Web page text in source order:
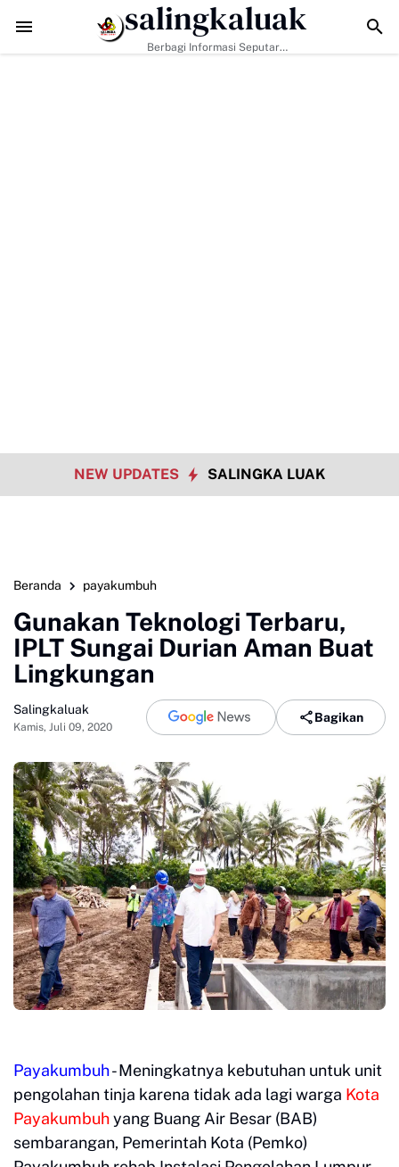
Tantangan Era Digital, Arisal Aziz Ajak Masyarakat Perkuat Nilai
salingkaluak
Berbagi Informasi Seputar
NEW UPDATES SALINGKA LUAK
Beranda payakumbuh
Gunakan Teknologi Terbaru,
IPLT Sungai Durian Aman Buat
Lingkungan
Salingkaluak
Kamis, Juli 09, 2020
Bagikan
Payakumbuh- Meningkatnya kebutuhan untuk unit
pengolahan tinja karena tidak ada lagi warga Kota
Payakumbuhyang Buang Air Besar (BAB)
sembarangan, Pemerintah Kota (Pemko)